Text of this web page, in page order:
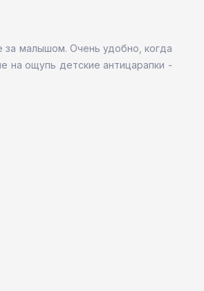
за малышом. Очень удобно, когда
на ощупь детские антицарапки -